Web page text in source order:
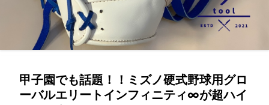
甲子園でも話題！！ミズノ硬式野球用グロ
ーバルエリートインフィニティ∞が超ハイ